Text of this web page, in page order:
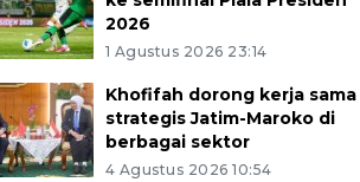
2026
1 Agustus 2026 23:14
Khofifah dorong kerja sama
strategis Jatim-Maroko di
berbagai sektor
4 Agustus 2026 10:54